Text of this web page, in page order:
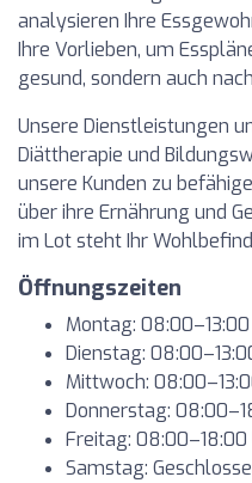
analysieren Ihre
Ihre Vorlieben, um
gesund, sondern auch
Unsere Dienstleistungen
Diättherapie und
unsere Kunden zu
über ihre Ernährung und
im Lot steht Ihr
Öffnungszeiten
Montag:
Dienstag:
Mittwoch:
Donnerstag:
Freitag: 08:00–18:00
Samstag: